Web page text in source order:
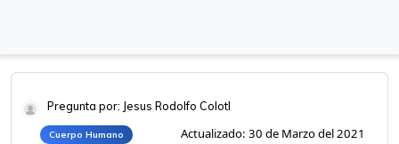
Pregunta por: Jesus Rodolfo Colotl
Cuerpo Humano Actualizado: 30 de Marzo del 2021